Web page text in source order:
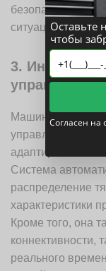
безопасность
ситуаций.
3.
управления
Машина 14 ка
управления,
адаптироваться
Система
распределение
характеристики
Кроме того, она
коннективности,
реального
Оставьте
чтобы
Согласен на